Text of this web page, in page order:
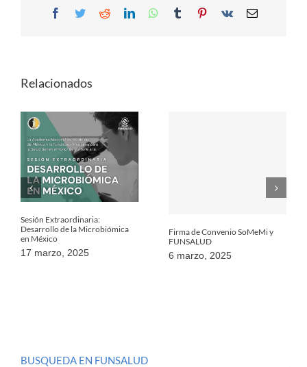
Facebook
TwitterRedditLinkedInWhatsApp
TumblrPinterest
Vk Email
Relacionados
Sesión Extraordinaria:
Desarrollo de la Microbiómica
en México
17 marzo, 2025
Firma de Convenio SoMeMi y
FUNSALUD
6 marzo, 2025
BUSQUEDA EN FUNSALUD